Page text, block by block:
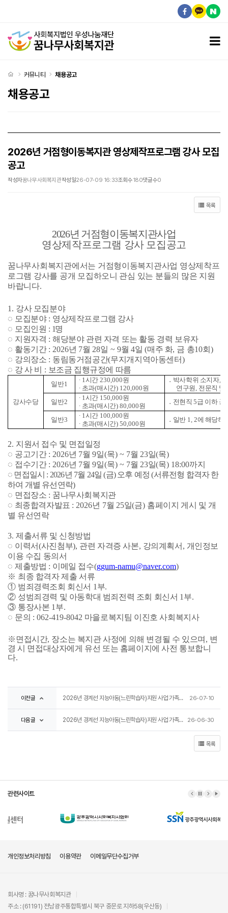
처음으로
커뮤니티 채용공고
채용공고
2026년 거점형이동복지관 영상제작프로그램 강사 모집
공고
작성자꿈나무사회복지관작성일26-07-09 16:33조회수180댓글수0
목록
2026년 거점형이동복지관사업
영상제작프로그램 강사 모집공고
꿈나무사회복지관에서는 거점형이동복지관사업 영상제착프
로그램 강사를 공개 모집하오니 관심 있는 분들의 많은 지원
바랍니다.
1. 강사 모집분야
◌ 모집분야 : 영상제작프로그램 강사
◌ 모집인원 : 1명
◌ 지원자격 : 해당분야 관련 자격 또는 활동 경력 보유자
◌ 활동기간 : 2026년 7월 28일 ~ 9월 4일(매주 화, 금 총10회 )
◌ 강의장소 : 동림동거점공간(무지개지역아동센터)
◌ 강 사 비 : 보조금 집행규정에 따름
강사수당
일반1
∙ 1시간 230,000원
∙ 초과(매시간) 120,000원
․ 박사학위 소지자,
연구원 , 전문직 및
일반2
∙ 1시간 150,000원
∙ 초과(매시간) 80,000원
․ 전현직5급 이하 공
일반3
∙ 1시간 100,000원
∙ 초과(매시간) 50,000원
․ 일반 1, 2에 해당하
2. 지원서 접수 및 면접일정
◌ 공고기간 : 2026년 7월9일(목) ~ 7월 23일(목)
◌ 접수기간 : 2026년 7월9일(목) ~ 7월 23일(목) 18:00까지
◌ 면접일시 : 2026년 7월 24일(금) 오후 예정(서류전형 합격자 한
하여 개별 유선연락)
◌ 면접장소 : 꿈나무사회복지관
◌ 최종합격자발표 : 2026년 7월 25일(금) 홈페이지 게시 및 개
별 유선연락
3. 제출서류 및 신청방법
◌ 이력서(사진첨부), 관련 자격증 사본, 강의계획서 , 개인정보
이용 수집 동의서
◌ 제출방법 : 이메일 접수(ggum-namu@naver.com)
※ 최종 합격자 제출 서류
① 범죄경력조회 회신서 1 부.
② 성범죄경력 및 아동학대 범죄전력 조회 회신서 1 부.
③ 통장사본 1 부.
◌ 문의 : 062-419-8042 마을로복지팀 이진호 사회복지사
※ 면접시간, 장소는 복지관 사정에 의해 변경될 수 있으며 , 변
경 시 면접대상자에게 유선 또는 홈페이지에 사전 통보합니
다.
이전글 2026년 경계선 지능아동(느린학습자)지원 사업 가족교육 강사 최종합격자 공고 26-07-10
다음글 2026년 경계선 지능아동(느린학습자)지원 사업 가족교육 강사 모집 공고 26-06-30
목록
관련사이트 이전 배너
배너 정지
다음 배
배
개인정보처리방침 이용약관 이메일무단수집거부
회사명 : 꿈나무사회복지관
주소 : (61191) 전남광주통합특별시 북구 중문로 지하58(우산동)